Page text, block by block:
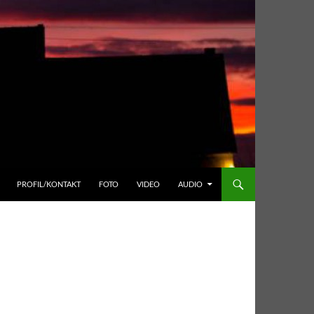
PROFIL/KONTAKT FOTO VIDEO AUDIO